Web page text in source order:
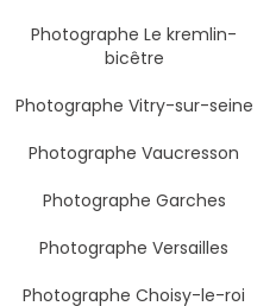
Photographe Le kremlin-
bicêtre
Photographe Vitry-sur-seine
Photographe Vaucresson
Photographe Garches
Photographe Versailles
Photographe Choisy-le-roi